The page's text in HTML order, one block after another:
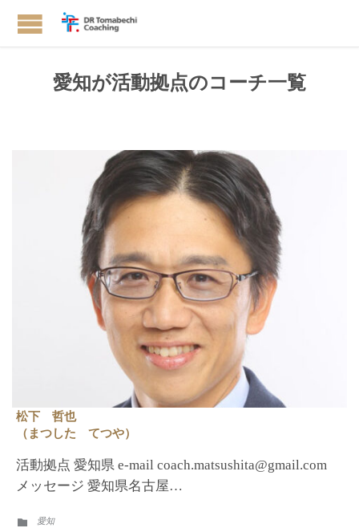
愛知が活動拠点のコーチ一覧
松下 哲也
（まつした てつや）
活動拠点 愛知県 e-mail coach.matsushita@gmail.com
メッセージ 愛知県名古屋…
 CATEGORY
愛知